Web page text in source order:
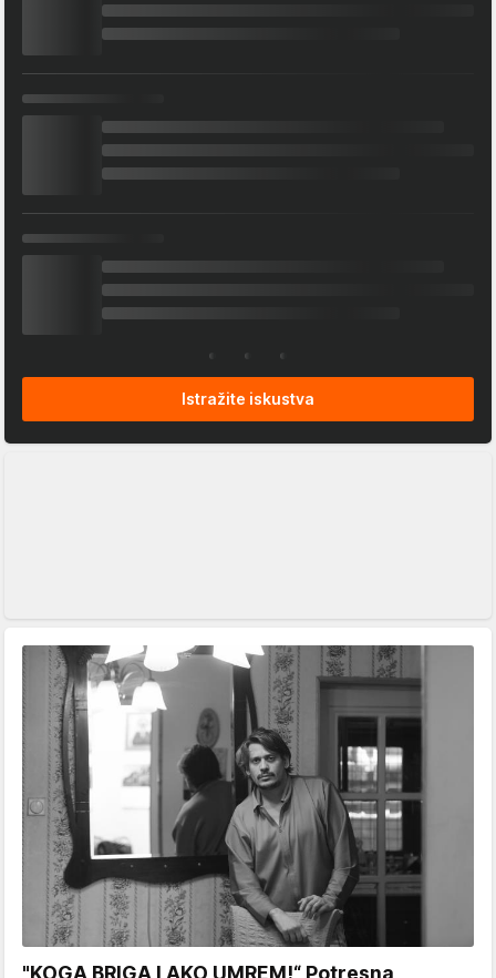
Istražite iskustva
"KOGA BRIGA I AKO UMREM!“ Potresna